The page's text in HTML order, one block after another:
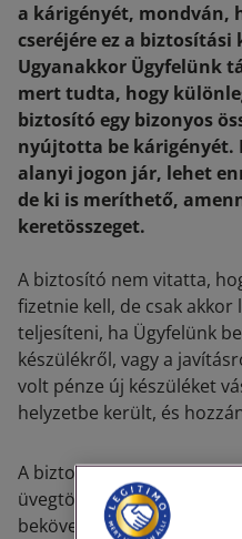
a kárigényét, mondván,
cseréjére ez a
Ugyanakkor Ügyfelünk
mert tudta, hogy
biztosító egy bizonyos
nyújtotta be kárigényét.
alanyi jogon jár, lehet
de ki is meríthető,
keretösszeget.
A biztosító nem vitatta,
fizetnie kell, de csak
teljesíteni, ha Ügyfelünk
készülékről, vagy a
volt pénze új készüléket
helyzetbe került, és
A biztosítónak kifejtettük,
üvegtörés, mint
bekövetkezett, és ők ezt